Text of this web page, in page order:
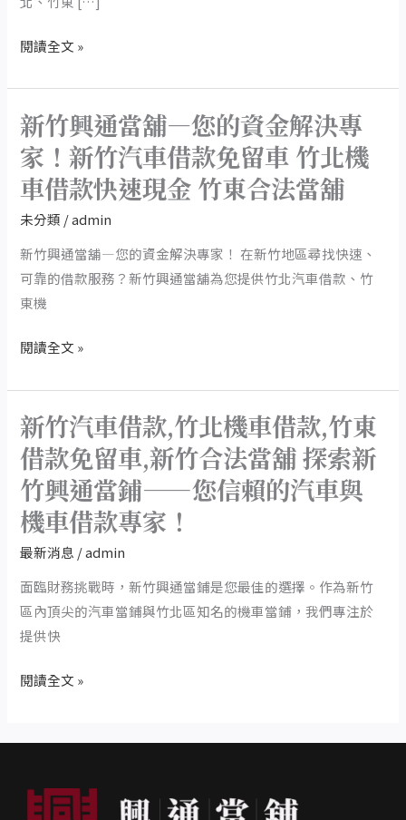
在
竹
及
周
邊
地
區
財
務
援
助
家！
閱讀全文 »
新竹興通當舖—您的資金解決專
家！新竹汽車借款免留車 竹北機
車借款快速現金 竹東合法當舖
未分類 /admin
新竹興通當舖—您的資金解決專家！ 在新竹地區尋找快速、
可靠的借款服務？新竹興通當舖為您提供竹北汽車借款、竹
東機
新
竹
興
通
當
資
解
決
專
家！
新
竹
汽
車
借
款
免
車
閱讀全文 »
新竹汽車借款,竹北機車借款,竹東
借款免留車,新竹合法當舖 探索新
竹興通當鋪——您信賴的汽車與
機車借款專家！
最新消息 /admin
面臨財務挑戰時，新竹興通當鋪是您最佳的選擇。作為新竹
區內頂尖的汽車當鋪與竹北區知名的機車當鋪，我們專注於
提供快
新
竹
汽
車
借
款,
北
機
車
款,
東
款
閱讀全文 »